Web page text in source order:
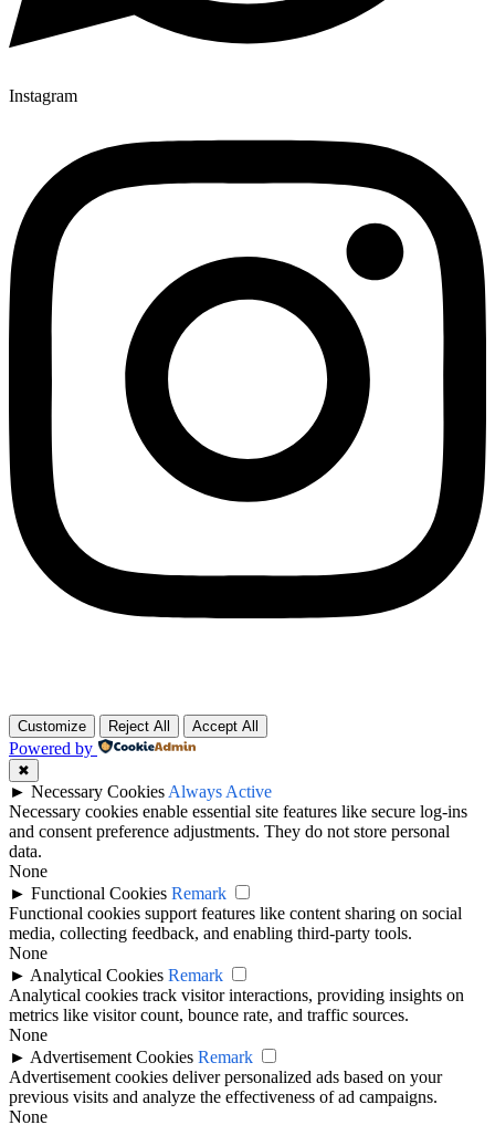
Instagram
Customize Reject All Accept All
Powered by
✖
► Necessary Cookies Always Active
Necessary cookies enable essential site features like secure log-ins
and consent preference adjustments. They do not store personal
data.
None
► Functional Cookies Remark
Functional cookies support features like content sharing on social
media, collecting feedback, and enabling third-party tools.
None
► Analytical Cookies Remark
Analytical cookies track visitor interactions, providing insights on
metrics like visitor count, bounce rate, and traffic sources.
None
► Advertisement Cookies Remark
Advertisement cookies deliver personalized ads based on your
previous visits and analyze the effectiveness of ad campaigns.
None